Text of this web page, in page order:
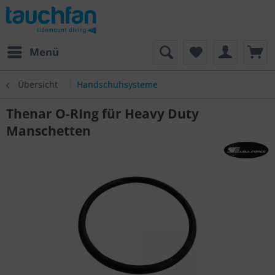
Menü
Übersicht Handschuhsysteme
Thenar O-RIng für Heavy Duty
Manschetten